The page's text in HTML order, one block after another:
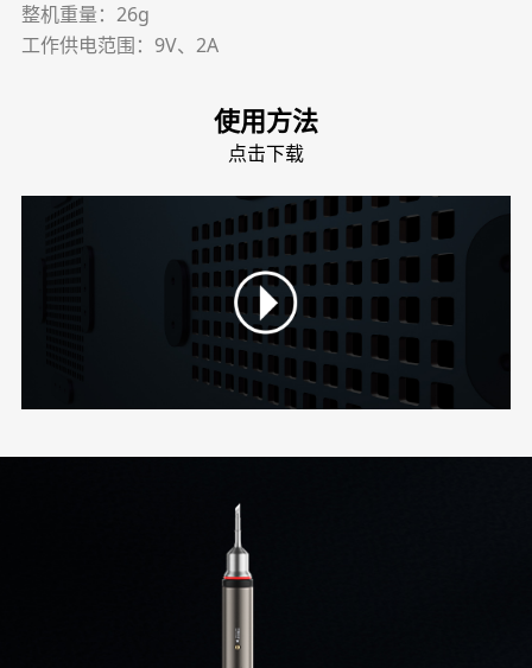
整机重量：26g
工作供电范围：9V、2A
使用方法
点击下载